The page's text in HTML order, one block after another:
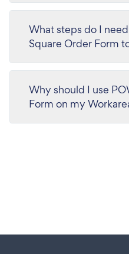
What steps do I
Square Order Form
Why should I use
Form on my